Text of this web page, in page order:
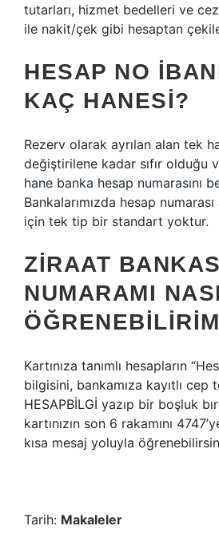
tutarları, hizmet bedelleri ve
ile nakit/çek gibi hesaptan
HESAP NO
KAÇ HANESI?
Rezerv olarak ayrılan alan tek
değiştirilene kadar sıfır olduğu
hane banka hesap numarasını
Bankalarımızda hesap
için tek tip bir standart yoktur.
ZIRAAT
NUMARAMI
Kartınıza tanımlı hesapların
bilgisini, bankamıza kayıtlı cep
HESAPBİLGİ yazıp bir boşluk
kartınızın son 6 rakamını
kısa mesaj yoluyla
Tarih: Makaleler